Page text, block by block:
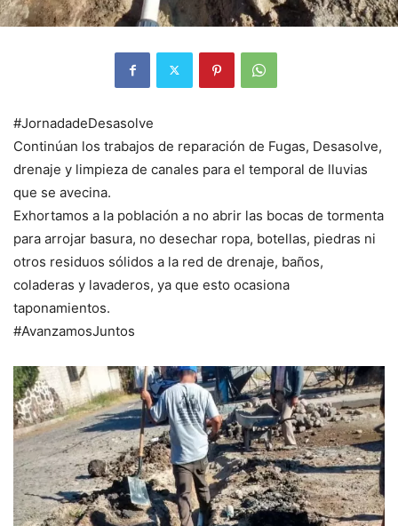
#JornadadeDesasolve
Continúan los trabajos de reparación de Fugas, Desasolve,
drenaje y limpieza de canales para el temporal de lluvias
que se avecina.
Exhortamos a la población a no abrir las bocas de tormenta
para arrojar basura, no desechar ropa, botellas, piedras ni
otros residuos sólidos a la red de drenaje, baños,
coladeras y lavaderos, ya que esto ocasiona
taponamientos.
#AvanzamosJuntos